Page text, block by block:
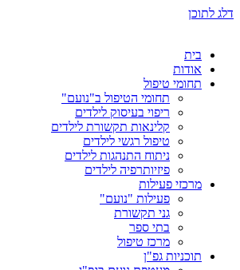
דלג לתוכן
בית
אודות
תחומי טיפול
תחומי הטיפול ב"נועם"
ריפוי בעיסוק לילדים
קלינאות תקשורת לילדים
טיפול רגשי לילדים
ניתוח התנהגות לילדים
פיזיותרפיה לילדים
מרכזי פעילות
פעילות "נועם"
גני תקשורת
בתי ספר
מרכז טיפול
תוכניות גפ"ן